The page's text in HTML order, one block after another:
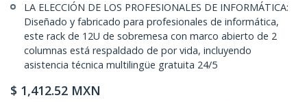
LA ELECCIÓN DE LOS PROFESIONALES DE INFORMÁTICA:
Diseñado y fabricado para profesionales de informática,
este rack de 12U de sobremesa con marco abierto de 2
columnas está respaldado de por vida, incluyendo
asistencia técnica multilingüe gratuita 24/5
$ 1,412.52 MXN